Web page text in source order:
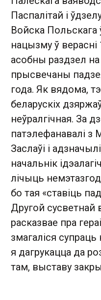
Паспалітай і
Войска Польскага
нацызму ў верасні
асобны раздзел
прысвечаны
года. Як вядома,
беларускіх
неўралгічная. За
патэлефанавалі з
Заслаўі і
начальнік
лічыць
бо тая «ставіць
Другой сусветнай
расказвае пра
змагаліся
я дагрукацца да
там, выставу